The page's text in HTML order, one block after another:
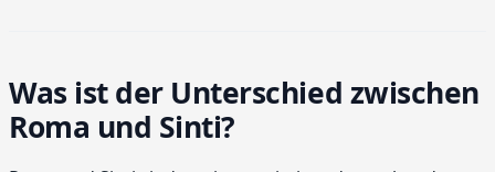
Was ist der Unterschied zwischen
Roma und Sinti?